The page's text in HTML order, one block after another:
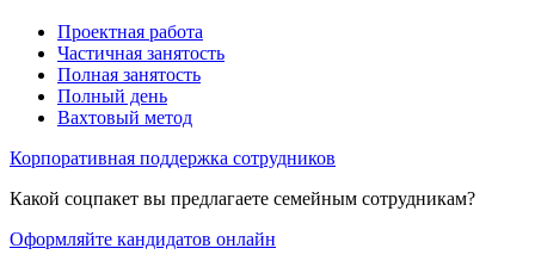
Проектная работа
Частичная занятость
Полная занятость
Полный день
Вахтовый метод
Корпоративная поддержка сотрудников
Какой соцпакет вы предлагаете семейным сотрудникам?
Оформляйте кандидатов онлайн